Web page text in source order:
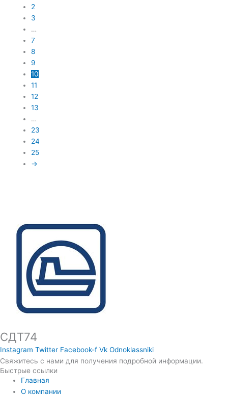
2
3
…
7
8
9
10
11
12
13
…
23
24
25
→
СДТ74
Instagram Twitter Facebook-f Vk Odnoklassniki
Свяжитесь с нами для получения подробной информации.
Быстрые ссылки
Главная
О компании